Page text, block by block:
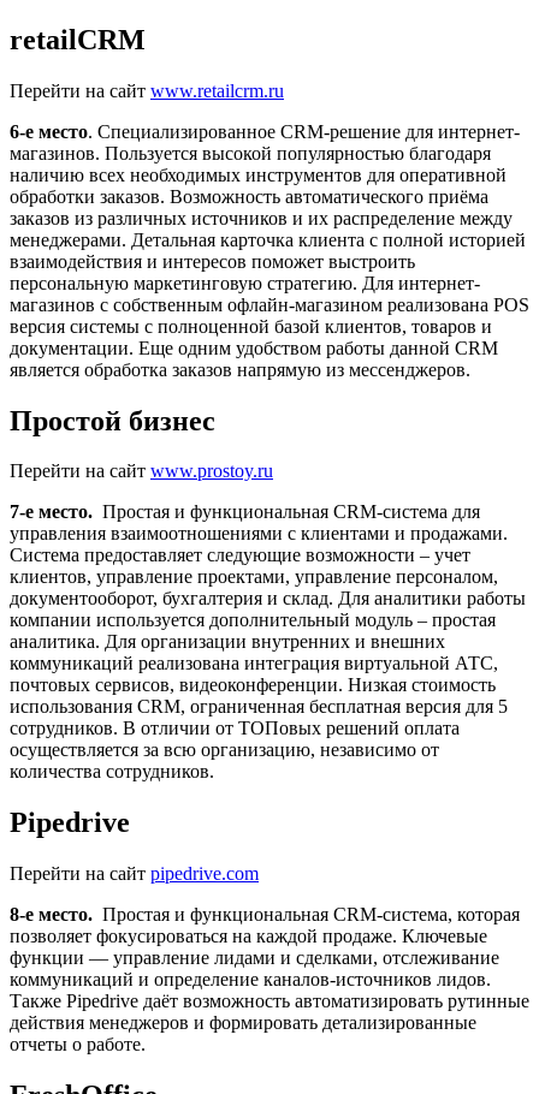
retailCRM
Перейти на сайт www.retailcrm.ru
6-е место. Специализированное CRM-решение для интернет-
магазинов. Пользуется высокой популярностью благодаря
наличию всех необходимых инструментов для оперативной
обработки заказов. Возможность автоматического приёма
заказов из различных источников и их распределение между
менеджерами. Детальная карточка клиента с полной историей
взаимодействия и интересов поможет выстроить
персональную маркетинговую стратегию. Для интернет-
магазинов с собственным офлайн-магазином реализована POS
версия системы с полноценной базой клиентов, товаров и
документации. Еще одним удобством работы данной CRM
является обработка заказов напрямую из мессенджеров.
Простой бизнес
Перейти на сайт www.prostoy.ru
7-е место. Простая и функциональная CRM-система для
управления взаимоотношениями с клиентами и продажами.
Система предоставляет следующие возможности – учет
клиентов, управление проектами, управление персоналом,
документооборот, бухгалтерия и склад. Для аналитики работы
компании используется дополнительный модуль – простая
аналитика. Для организации внутренних и внешних
коммуникаций реализована интеграция виртуальной АТС,
почтовых сервисов, видеоконференции. Низкая стоимость
использования CRM, ограниченная бесплатная версия для 5
сотрудников. В отличии от ТОПовых решений оплата
осуществляется за всю организацию, независимо от
количества сотрудников.
Pipedrive
Перейти на сайт pipedrive.com
8-е место. Простая и функциональная CRM-система, которая
позволяет фокусироваться на каждой продаже. Ключевые
функции — управление лидами и сделками, отслеживание
коммуникаций и определение каналов-источников лидов.
Также Pipedrive даёт возможность автоматизировать рутинные
действия менеджеров и формировать детализированные
отчеты о работе.